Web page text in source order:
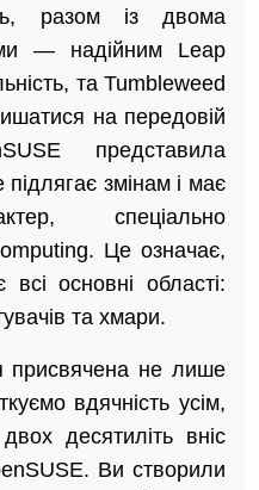
разом із двома
— надійним Leap
та Tumbleweed
на передовій
представила
змінам і має
спеціально
Це означає,
основні області:
та хмари.
присвячена не лише
вдячність усім,
десятиліть вніс
Ви створили